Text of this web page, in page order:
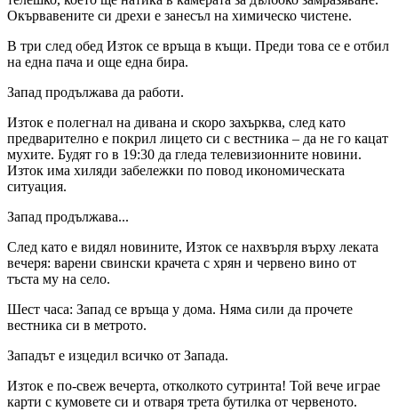
Окървавените си дрехи е занесъл на химическо чистене.
В три след обед Изток се връща в къщи. Преди това се е отбил
на една пача и още една бира.
Запад продължава да работи.
Изток е полегнал на дивана и скоро захърква, след като
предварително е покрил лицето си с вестника – да не го кацат
мухите. Будят го в 19:30 да гледа телевизионните новини.
Изток има хиляди забележки по повод икономическата
ситуация.
Запад продължава...
След като е видял новините, Изток се нахвърля върху леката
вечеря: варени свински крачета с хрян и червено вино от
тъста му на село.
Шест часа: Запад се връща у дома. Няма сили да прочете
вестника си в метрото.
Западът е изцедил всичко от Запада.
Изток е по-свеж вечерта, отколкото сутринта! Той вече играе
карти с кумовете си и отваря трета бутилка от червеното.